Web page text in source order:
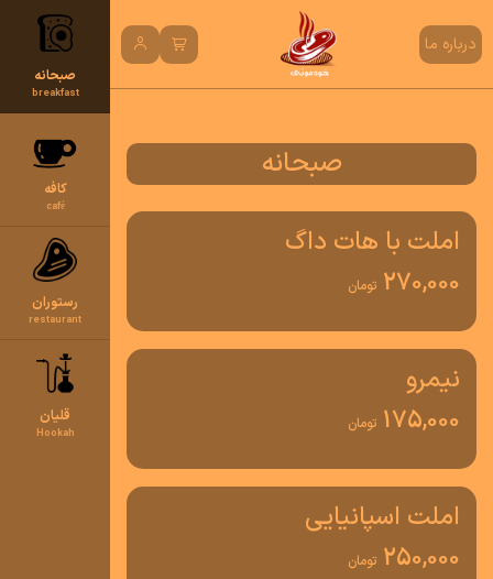
صبحانه
breakfast
کافه
café
رستوران
restaurant
قلیان
Hookah
درباره ما
صبحانه
املت با هات داگ
270,000 تومان
نیمرو
175,000 تومان
املت اسپانیایی
250,000 تومان